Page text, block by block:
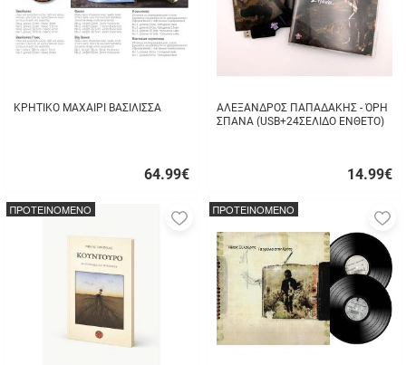
ΚΡΗΤΙΚΟ ΜΑΧΑΙΡΙ ΒΑΣΙΛΙΣΣΑ
64.99€
αγορά
ΑΛΕΞΑΝΔΡΟΣ ΠΑΠΑΔΑΚΗΣ - ΌΡΗ
ΣΠΑΝΑ (USB+24ΣΕΛΙΔΟ ΕΝΘΕΤΟ)
14.99€
αγορά
ΠΡΟΤΕΙΝΟΜΕΝΟ
Προσθήκη
αγαπημένα
ΠΡΟΤΕΙΝΟΜΕΝΟ